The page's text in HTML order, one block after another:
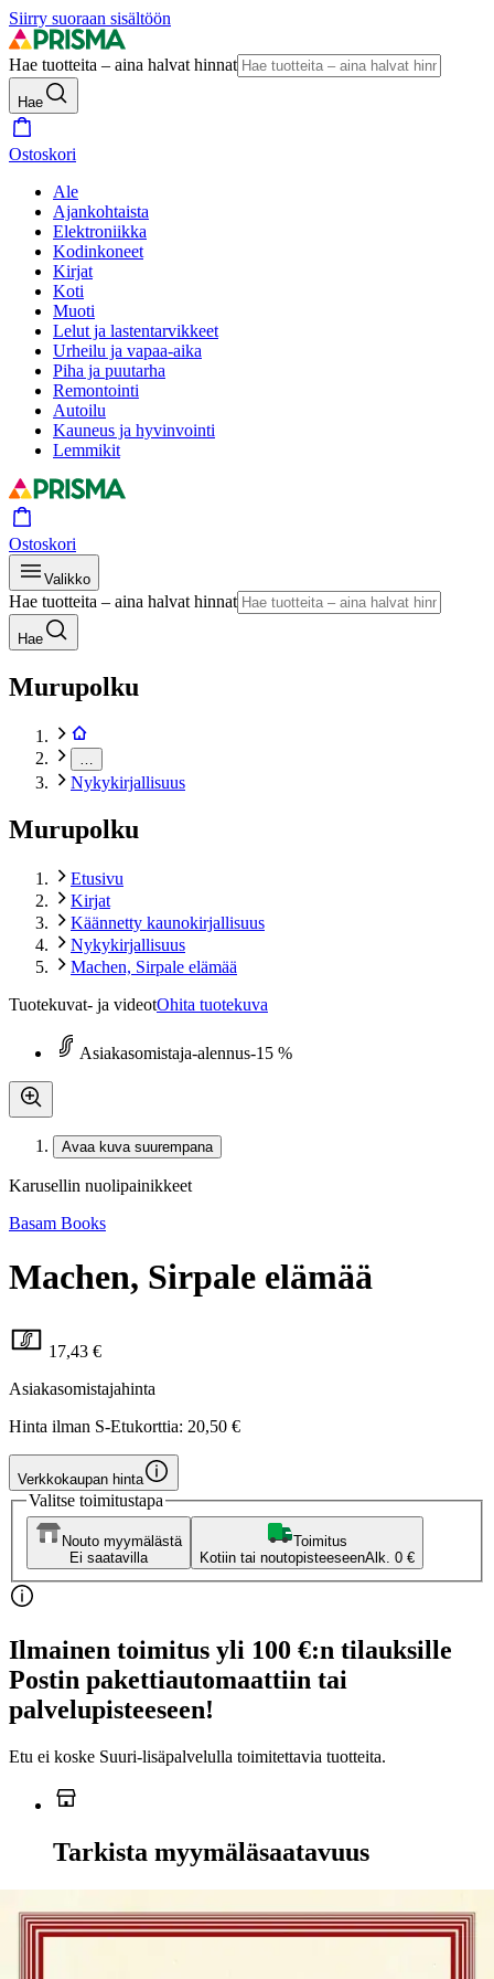
Siirry suoraan sisältöön
Hae tuotteita – aina halvat hinnat
Hae
Ostoskori
Ale
Ajankohtaista
Elektroniikka
Kodinkoneet
Kirjat
Koti
Muoti
Lelut ja lastentarvikkeet
Urheilu ja vapaa-aika
Piha ja puutarha
Remontointi
Autoilu
Kauneus ja hyvinvointi
Lemmikit
Ostoskori
Valikko
Hae tuotteita – aina halvat hinnat
Hae
Murupolku
Nykykirjallisuus
Murupolku
Etusivu
Kirjat
Käännetty kaunokirjallisuus
Nykykirjallisuus
Machen, Sirpale elämää
Tuotekuvat- ja videotOhita tuotekuva
Asiakasomistaja-alennus-15 %
Avaa kuva suurempana
Karusellin nuolipainikkeet
Basam Books
Machen, Sirpale elämää
17,43 €
Asiakasomistajahinta
Hinta ilman S-Etukorttia: 20,50 €
Verkkokaupan hinta
Valitse toimitustapa
Nouto myymälästä
Ei saatavilla
Toimitus
Kotiin tai noutopisteeseenAlk. 0 €
Ilmainen toimitus yli 100 €:n tilauksille
Postin pakettiautomaattiin tai
palvelupisteeseen!
Etu ei koske Suuri‑lisäpalvelulla toimitettavia tuotteita.
Tarkista myymäläsaatavuus